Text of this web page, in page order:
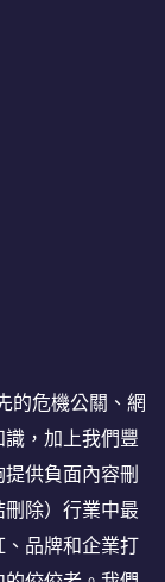
的危機公關、網
，加上我們豐
供負面內容刪
除）行業中最
品牌和企業打